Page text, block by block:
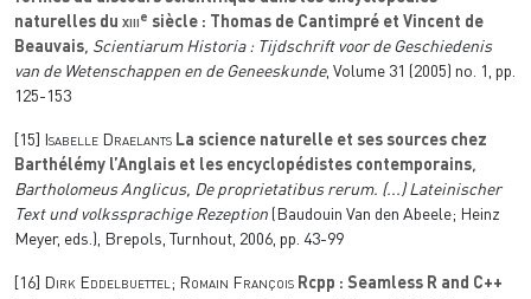
naturelles du xiii e siècle : Thomas de Cantimpré et Vincent de
Beauvais, Scientiarum Historia : Tijdschrift voor de Geschiedenis
van de Wetenschappen en de Geneeskunde, Volume 31 (2005) no. 1, pp.
125-153
[15] Isabelle Draelants La science naturelle et ses sources chez
Barthélémy l’Anglais et les encyclopédistes contemporains,
Bartholomeus Anglicus, De proprietatibus rerum. (...) Lateinischer
Text und volkssprachige Rezeption (Baudouin Van den Abeele; Heinz
Meyer, eds.), Brepols, Turnhout, 2006, pp. 43-99
[16] Dirk Eddelbuettel; Romain François Rcpp : Seamless R and C++